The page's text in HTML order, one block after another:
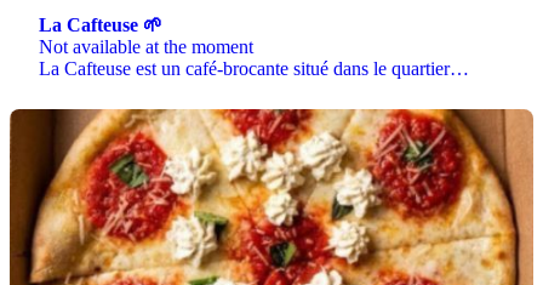
La Cafteuse 🌱
Not available at the moment
La Cafteuse est un café-brocante situé dans le quartier…